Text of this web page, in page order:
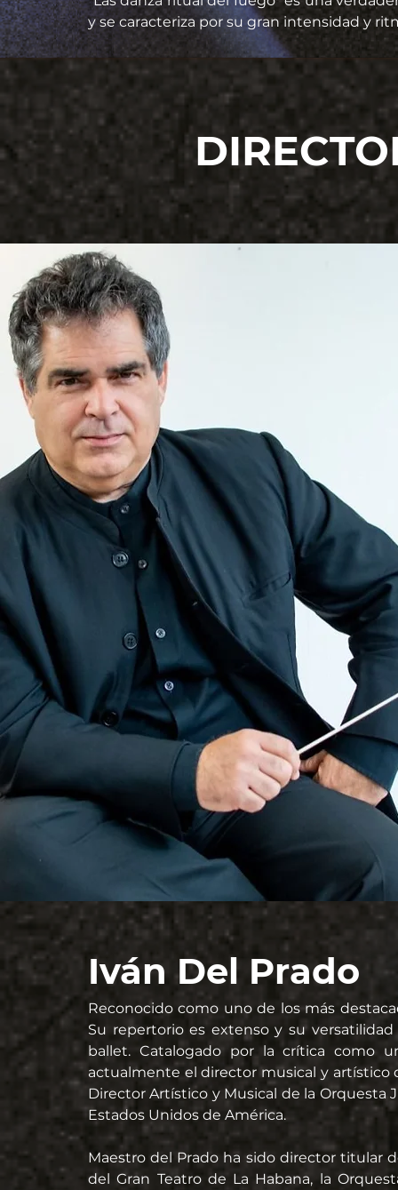
y se caracteriza por su gran intensidad y
Iván Del Prado
Reconocido como uno de los más
Su repertorio es extenso y su
ballet. Catalogado por la crítica como
actualmente el director musical y artístico
Director Artístico y Musical de la Orquesta
Estados Unidos de América.
Maestro del Prado ha sido director titular
del Gran Teatro de La Habana, la